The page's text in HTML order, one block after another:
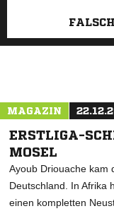
MAGAZIN
ERSTLIGA-
MOSEL
Ayoub Driouache kam
Deutschland. In Afrika
einen kompletten